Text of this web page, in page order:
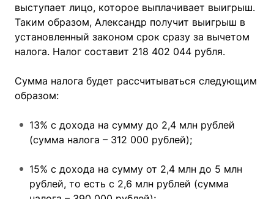
выступает лицо, которое выплачивает выигрыш.
Таким образом, Александр получит выигрыш в
установленный законом срок сразу за вычетом
налога. Налог составит 218 402 044 рубля.
Сумма налога будет рассчитываться следующим
образом:
13% с дохода на сумму до 2,4 млн рублей
(сумма налога – 312 000 рублей);
15% с дохода на сумму от 2,4 млн до 5 млн
рублей, то есть с 2,6 млн рублей (сумма